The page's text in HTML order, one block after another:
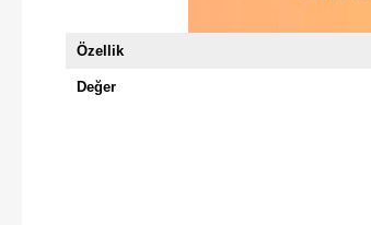
Özellik
Değer